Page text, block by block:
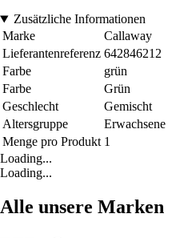
Zusätzliche Informationen
Marke
Callaway
Lieferantenreferenz 642846212
Farbe
grün
Farbe
Grün
Geschlecht
Gemischt
Altersgruppe
Erwachsene
Menge pro Produkt 1
Loading...
Loading...
Alle unsere Marken